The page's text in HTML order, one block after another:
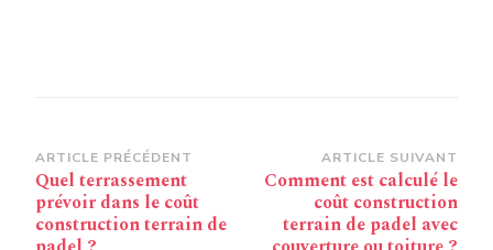
Navigation
d’article
ARTICLE PRÉCÉDENT
Quel terrassement
prévoir dans le coût
construction terrain de
ARTICLE SUIVANT
Comment est calculé le
coût construction
terrain de padel avec